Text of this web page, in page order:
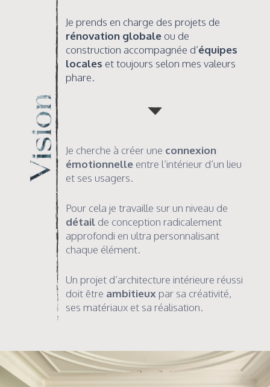
Je prends en charge des projets de
rénovation globaleou de
construction accompagnée d’équipes
locales et toujours selon mes valeurs
phare.
Je cherche à créer une connexion
émotionnelleentre l’intérieur d’un lieu
et ses usagers.
Pour cela je travaille sur un niveau de
détailde conception radicalement
approfondi en ultra personnalisant
chaque élément.
Un projet d’architecture intérieure réussi
doit être ambitieux par sa créativité,
ses matériaux et sa réalisation.